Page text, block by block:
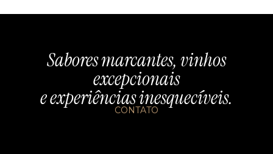
Sabores marcantes, vinhos
excepcionais
e experiências inesquecíveis.
CONTATO